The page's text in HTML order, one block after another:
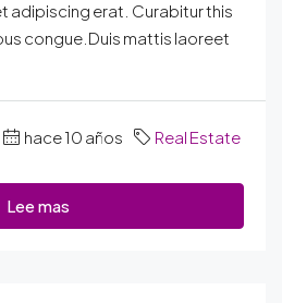
adipiscing erat. Curabitur this
congue.Duis mattis laoreet
hace 10 años Real Estate
Lee mas